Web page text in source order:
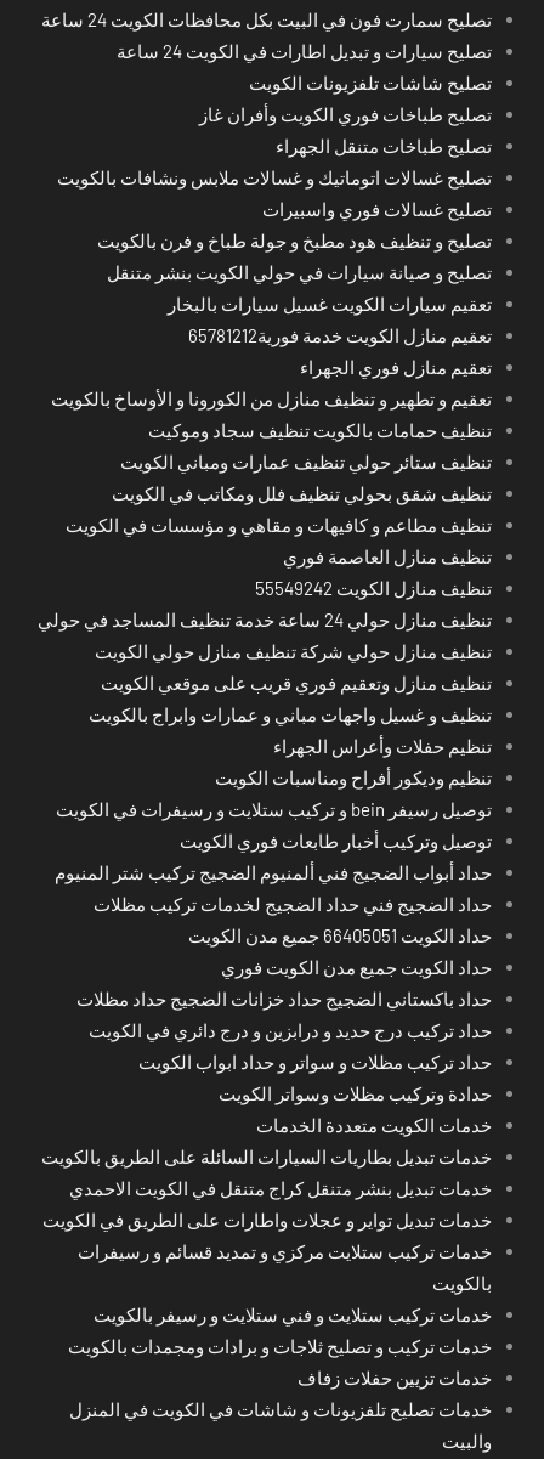
تصليح سمارت فون في البيت بكل محافظات الكويت 24 ساعة
تصليح سيارات و تبديل اطارات في الكويت 24 ساعة
تصليح شاشات تلفزيونات الكويت
تصليح طباخات فوري الكويت وأفران غاز
تصليح طباخات متنقل الجهراء
تصليح غسالات اتوماتيك و غسالات ملابس ونشافات بالكويت
تصليح غسالات فوري واسبيرات
تصليح و تنظيف هود مطبخ و جولة طباخ و فرن بالكويت
تصليح و صيانة سيارات في حولي الكويت بنشر متنقل
تعقيم سيارات الكويت غسيل سيارات بالبخار
تعقيم منازل الكويت خدمة فورية65781212
تعقيم منازل فوري الجهراء
تعقيم و تطهير و تنظيف منازل من الكورونا و الأوساخ بالكويت
تنظيف حمامات بالكويت تنظيف سجاد وموكيت
تنظيف ستائر حولي تنظيف عمارات ومباني الكويت
تنظيف شقق بحولي تنظيف فلل ومكاتب في الكويت
تنظيف مطاعم و كافيهات و مقاهي و مؤسسات في الكويت
تنظيف منازل العاصمة فوري
تنظيف منازل الكويت 55549242
تنظيف منازل حولي 24 ساعة خدمة تنظيف المساجد في حولي
تنظيف منازل حولي شركة تنظيف منازل حولي الكويت
تنظيف منازل وتعقيم فوري قريب على موقعي الكويت
تنظيف و غسيل واجهات مباني و عمارات وابراج بالكويت
تنظيم حفلات وأعراس الجهراء
تنظيم وديكور أفراح ومناسبات الكويت
توصيل رسيفر bein و تركيب ستلايت و رسيفرات في الكويت
توصيل وتركيب أخبار طابعات فوري الكويت
حداد أبواب الضجيج فني ألمنيوم الضجيج تركيب شتر المنيوم
حداد الضجيج فني حداد الضجيج لخدمات تركيب مظلات
حداد الكويت 66405051 جميع مدن الكويت
حداد الكويت جميع مدن الكويت فوري
حداد باكستاني الضجيج حداد خزانات الضجيج حداد مظلات
حداد تركيب درج حديد و درابزين و درج دائري في الكويت
حداد تركيب مظلات و سواتر و حداد ابواب الكويت
حدادة وتركيب مظلات وسواتر الكويت
خدمات الكويت متعددة الخدمات
خدمات تبديل بطاريات السيارات السائلة على الطريق بالكويت
خدمات تبديل بنشر متنقل كراج متنقل في الكويت الاحمدي
خدمات تبديل تواير و عجلات واطارات على الطريق في الكويت
خدمات تركيب ستلايت مركزي و تمديد قسائم و رسيفرات
بالكويت
خدمات تركيب ستلايت و فني ستلايت و رسيفر بالكويت
خدمات تركيب و تصليح ثلاجات و برادات ومجمدات بالكويت
خدمات تزيين حفلات زفاف
خدمات تصليح تلفزيونات و شاشات في الكويت في المنزل
والبيت